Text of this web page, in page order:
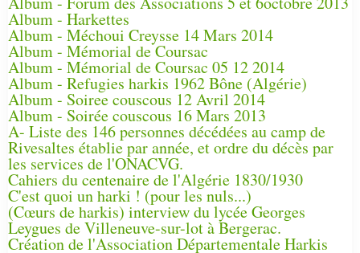
Album - Harkettes
Album - Méchoui Creysse 14 Mars 2014
Album - Mémorial de Coursac
Album - Mémorial de Coursac 05 12 2014
Album - Refugies harkis 1962 Bône (Algérie)
Album - Soiree couscous 12 Avril 2014
Album - Soirée couscous 16 Mars 2013
A- Liste des 146 personnes décédées au camp de
Rivesaltes établie par année, et ordre du décès par
les services de l'ONACVG.
Cahiers du centenaire de l'Algérie 1830/1930
C'est quoi un harki ! (pour les nuls...)
(Cœurs de harkis) interview du lycée Georges
Leygues de Villeneuve-sur-lot à Bergerac.
Création de l'Association Départementale Harkis